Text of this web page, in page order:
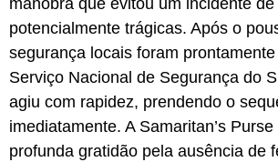
potencialmente trágicas. Após o
segurança locais foram
Serviço Nacional de Segurança do
agiu com rapidez, prendendo o
imediatamente. A Samaritan’s
profunda gratidão pela ausência de